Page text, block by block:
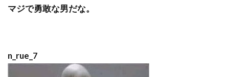
マジで勇敢な男だな。
n_rue_7